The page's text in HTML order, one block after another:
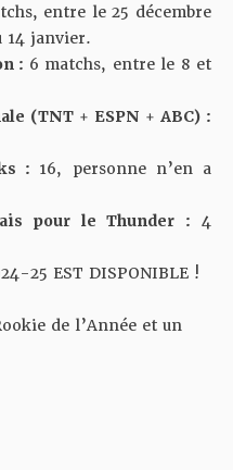
entre le 25 décembre
14 janvier.
: 6 matchs, entre le 8 et
(TNT + ESPN + ABC) :
: 16, personne n’en a
pour le Thunder :
4
25 EST DISPONIBLE !
de l’Année et un